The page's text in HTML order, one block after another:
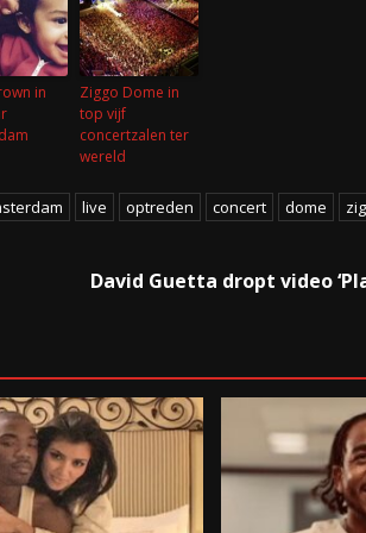
in
Ziggo Dome in
top vijf
concertzalen ter
wereld
live optreden concert dome
David Guetta dropt video